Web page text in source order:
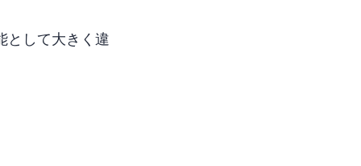
として大きく違